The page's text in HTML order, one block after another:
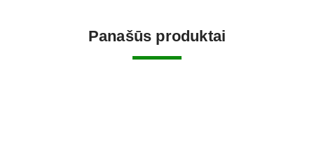
Panašūs produktai